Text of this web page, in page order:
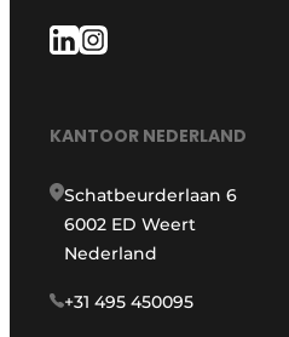
KANTOOR NEDERLAND
Schatbeurderlaan 6
6002 ED Weert
Nederland
+31 495 450095